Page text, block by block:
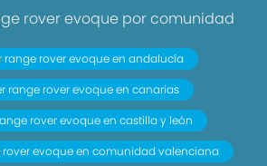
rover evoque por comunidad
range rover evoque en andalucía
range rover evoque en canarias
rover evoque en castilla y león
evoque en comunidad valenciana